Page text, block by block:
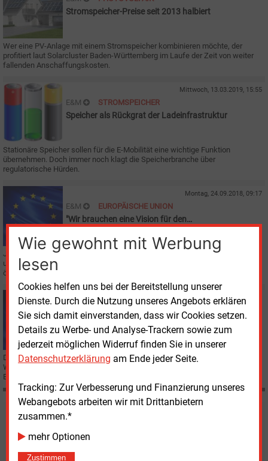
Wie gewohnt mit Werbung
lesen
Cookies helfen uns bei der Bereitstellung unserer
Dienste. Durch die Nutzung unseres Angebots erklären
Sie sich damit einverstanden, dass wir Cookies setzen.
Details zu Werbe- und Analyse-Trackern sowie zum
jederzeit möglichen Widerruf finden Sie in unserer
Datenschutzerklärung am Ende jeder Seite.
Tracking: Zur Verbesserung und Finanzierung unseres
Webangebots arbeiten wir mit Drittanbietern
zusammen.*
mehr Optionen
Zustimmen
Stromspeicher-Preise seit 2013 halbiert
Wer eine PV-Anlage mit einem Stromspeicher kombinieren möchte, der
profitiert laut Solarcluster Baden-Württemberg im Laufe der Zeit von weiter
fallenden Anschaffungskosten.
Mittwoch, 13.03.2019, 15:55
E&M STROMSPEICHER
Speicher als Rückgrat der Ladeinfrastruktur
Stationäre Speicher sollen für die E-Mobilität eine wichtige Funktion
übernehmen. Doch immer noch klagt die Speicherbranche über
regulatorische Hürden.
Montag, 24.09.2018, 09:17
E&M EUROPÄISCHE UNION
"Wir brauchen eine Vision für den
Josef Plank, Generalsekretär des Bundesministeriums für Nachhaltigkeit
und Tourismus, im Gespräch mit E&M über die Schwerpunkte der
österreichischen EU-Ratspräsidentschaft.
Montag, 27.02.2017, 10:27
E&M
Baake fordert energiepolitische Entscheidungen in
Rat und Parlament
Der Energieministerrat berät über das EU-Winterpaket.
Wirtschaftsstaatssekretär Rainer Baake mahnt demokratische
Entscheidungsprozesse in der EU-Energiepolitik an.
Möchten Sie diese und
weitere Nachrichten lesen?